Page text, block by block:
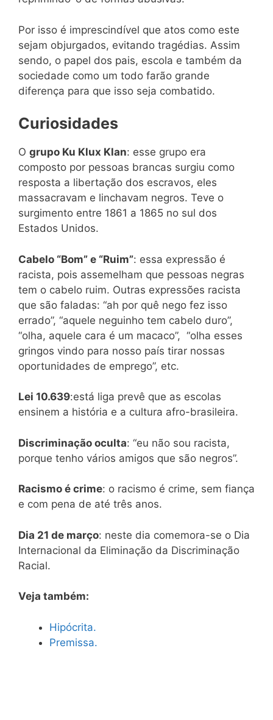
Por isso é imprescindível que atos como este
sejam objurgados, evitando tragédias. Assim
sendo, o papel dos pais, escola e também da
sociedade como um todo farão grande
diferença para que isso seja combatido.
Curiosidades
O grupo Ku Klux Klan: esse grupo era
composto por pessoas brancas surgiu como
resposta a libertação dos escravos, eles
massacravam e linchavam negros. Teve o
surgimento entre 1861 a 1865 no sul dos
Estados Unidos.
Cabelo “Bom” e “Ruim”: essa expressão é
racista, pois assemelham que pessoas negras
tem o cabelo ruim. Outras expressões racista
que são faladas: “ah por quê nego fez isso
errado”, “aquele neguinho tem cabelo duro”,
“olha, aquele cara é um macaco”, “olha esses
gringos vindo para nosso país tirar nossas
oportunidades de emprego”, etc.
Lei 10.639:está liga prevê que as escolas
ensinem a história e a cultura afro-brasileira.
Discriminação oculta: “eu não sou racista,
porque tenho vários amigos que são negros”.
Racismo é crime: o racismo é crime, sem fiança
e com pena de até três anos.
Dia 21 de março: neste dia comemora-se o Dia
Internacional da Eliminação da Discriminação
Racial.
Veja também:
Hipócrita.
Premissa.